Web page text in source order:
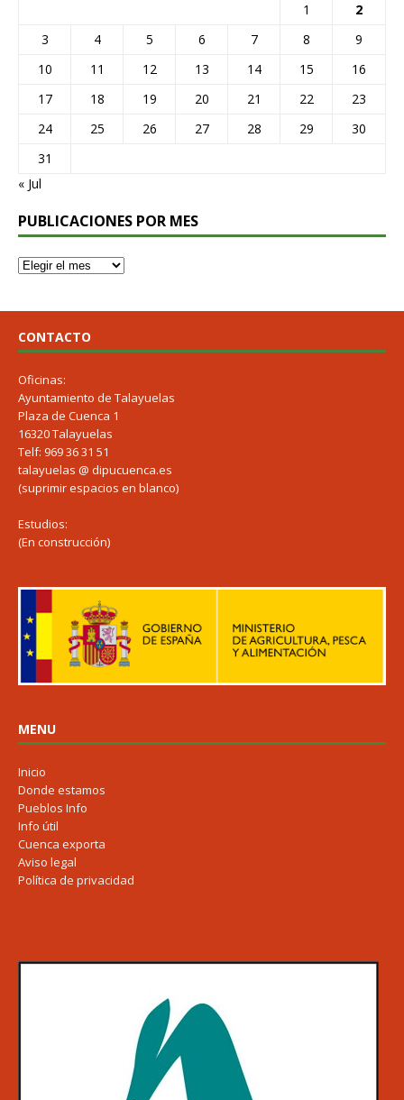
1
2
3
4 5 6 7 8
9
10
11 12 13 14 15
16
17
18 19 20 21 22
23
24
25 26 27 28 29
30
31
« Jul
PUBLICACIONES POR MES
CONTACTO
Oficinas:
Ayuntamiento de Talayuelas
Plaza de Cuenca 1
16320 Talayuelas
Telf: 969 36 31 51
talayuelas @ dipucuenca.es
(suprimir espacios en blanco)
Estudios:
(En construcción)
MENU
Inicio
Donde estamos
Pueblos Info
Info útil
Cuenca exporta
Aviso legal
Política de privacidad